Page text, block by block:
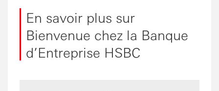
En savoir plus sur
Bienvenue chez la Banque
d’Entreprise HSBC